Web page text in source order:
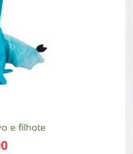
e filhote